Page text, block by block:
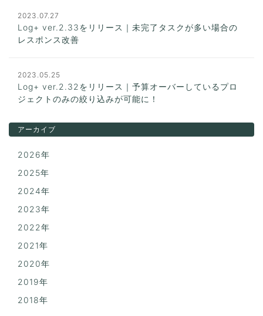
2023.07.27
Log+ ver.2.33をリリース｜未完了タスクが多い場合の
レスポンス改善
2023.05.25
Log+ ver.2.32をリリース｜予算オーバーしているプロ
ジェクトのみの絞り込みが可能に！
アーカイブ
2026年
2025年
2024年
2023年
2022年
2021年
2020年
2019年
2018年